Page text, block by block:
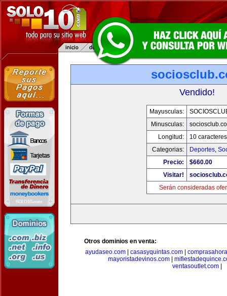
Vendido!
Mayusculas:
Minusculas:
Longitud:
10 caracteres
Categorias:
Deportes,
Precio:
$660.00
Visitar!
Serán consideradas
Otros dominios en venta:
ayudaseo.com
casasyquintas.com
mayoristadevinos.com
ventasoutlet.com